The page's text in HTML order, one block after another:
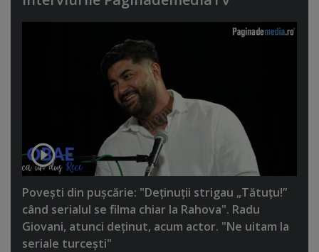
Poveşti din puşcărie: "Deţinuţii strigau „Tătuţu!”
când serialul se filma chiar la Rahova". Radu
Giovani, atunci deţinut, acum actor. "Ne uitam la
seriale turceşti"